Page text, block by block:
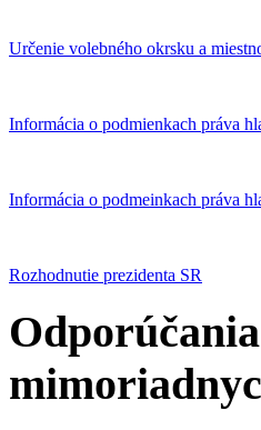
Určenie volebného okrsku a
Informácia o podmienkach práva
Informácia o podmeinkach práva
Rozhodnutie prezidenta SR